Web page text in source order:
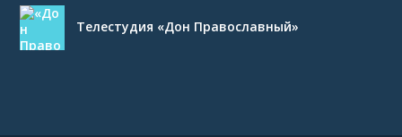
Телестудия «Дон Православный»